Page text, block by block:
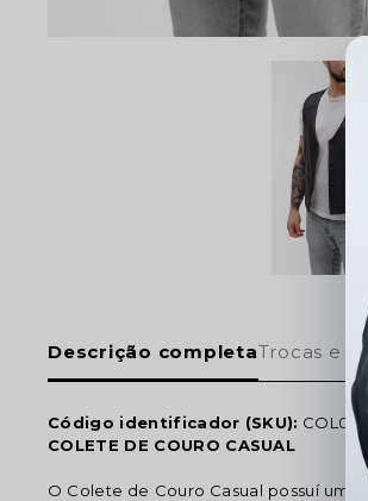
Descrição completaTrocas e
Código identificador (SKU): COL002
COLETE DE COURO CASUAL
O Colete de Couro Casual possuí um